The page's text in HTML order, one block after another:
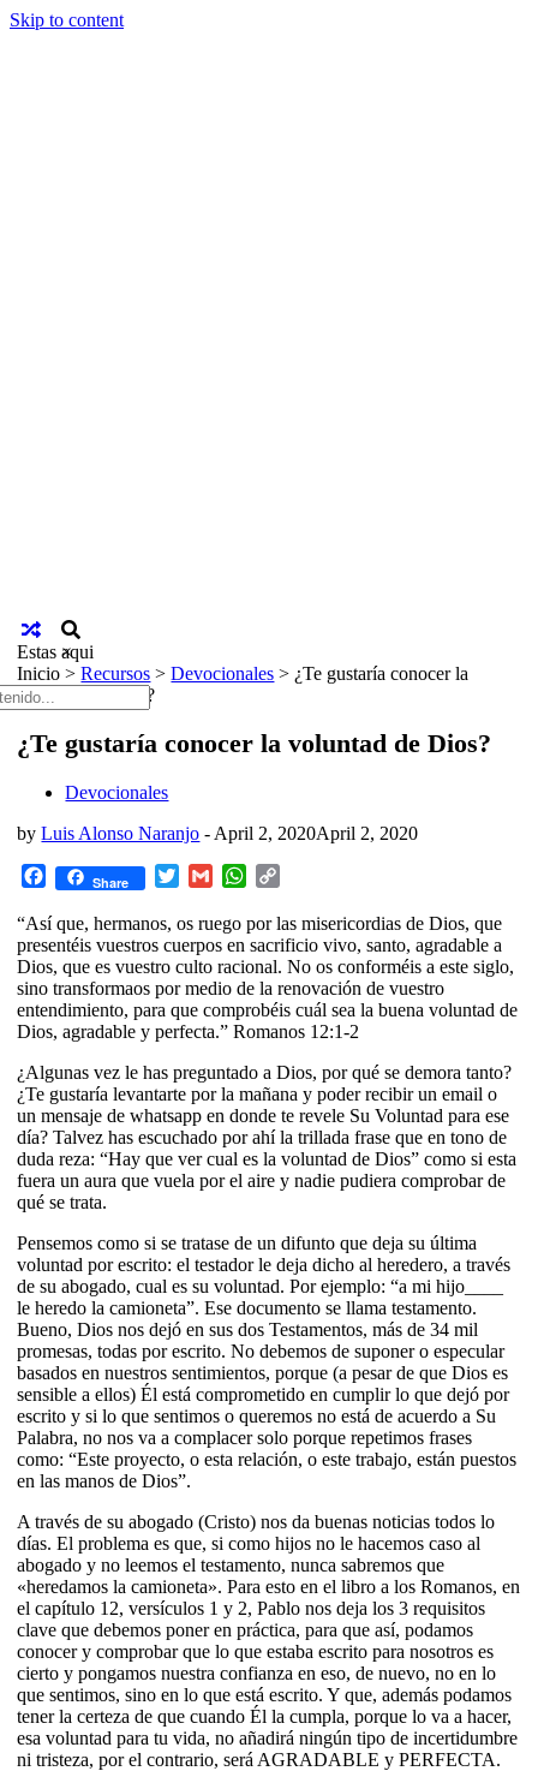
Skip to content
×
Estas aqui
Inicio>Recursos >Devocionales > ¿Te gustaría conocer la
voluntad de Dios?
¿Te gustaría conocer la voluntad de Dios?
Devocionales
byLuis Alonso Naranjo - April 2, 2020April 2, 2020
FacebookShare TwitterGmailWhatsApp
“Así que, hermanos, os ruego por las misericordias de Dios, que
presentéis vuestros cuerpos en sacrificio vivo, santo, agradable a
Dios, que es vuestro culto racional.No os conforméis a este siglo,
sino transformaos por medio de la renovación de vuestro
entendimiento, para que comprobéis cuál sea la buena voluntad de
Dios, agradable y perfecta.”Romanos 12:1-2
¿Algunas vez le has preguntado a Dios, por qué se demora tanto?
¿Te gustaría levantarte por la mañana y poder recibir un email o
un mensaje de whatsapp en donde te revele Su Voluntad para ese
día? Talvez has escuchado por ahí la trillada frase que en tono de
duda reza: “Hay que ver cual es la voluntad de Dios” como si esta
fuera un aura que vuela por el aire y nadie pudiera comprobar de
qué se trata.
Pensemos como si se tratase de un difunto que deja su última
voluntad por escrito: el testador le deja dicho al heredero, a través
de su abogado, cual es su voluntad. Por ejemplo: “a mi hijo____
le heredo la camioneta”. Ese documento se llama testamento.
Bueno, Dios nos dejó en sus dos Testamentos, más de 34 mil
promesas, todas por escrito. No debemos de suponer o especular
basados en nuestros sentimientos, porque (a pesar de que Dios es
sensible a ellos) Él está comprometido en cumplir lo que dejó por
escrito y si lo que sentimos o queremos no está de acuerdo a Su
Palabra, no nos va a complacer solo porque repetimos frases
como: “Este proyecto, o esta relación, o este trabajo, están puestos
en las manos de Dios”.
A través de su abogado (Cristo) nos da buenas noticias todos lo
días. El problema es que, si como hijos no le hacemos caso al
abogado y no leemos el testamento, nunca sabremos que
«heredamos la camioneta». Para esto en el libro a los Romanos, en
el capítulo 12, versículos 1 y 2, Pablo nos deja los 3 requisitos
clave que debemos poner en práctica, para que así, podamos
conocer y comprobar que lo que estaba escrito para nosotros es
cierto y pongamos nuestra confianza en eso, de nuevo, no en lo
que sentimos, sino en lo que está escrito. Y que, además podamos
tener la certeza de que cuando Él la cumpla, porque lo va a hacer,
esa voluntad para tu vida, no añadirá ningún tipo de incertidumbre
ni tristeza, por el contrario, será AGRADABLE y PERFECTA.